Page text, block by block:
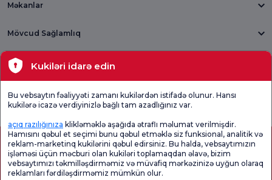
Məkanlar
Mövcud Sağlamlıq
Tibbi bölmələr
Ümumi
Məmnuniyyət
Sorğusu
Məmnuniyyət
Sorğusunu
yoxlayın.
Promo
Kukiləri idarə edin
Bu vebsaytın fəaliyyəti zamanı kukilərdən istifadə olunur. Hansı
kukilərə icazə verdiyinizlə bağlı tam azadlığınız var.
açıq razılığınıza klikləməklə aşağıda ətraflı məlumat verilmişdir.
Hamısını qəbul et seçimi bunu qəbul etməklə siz funksional, analitik və
reklam-marketinq kukilərini qəbul edirsiniz. Bu halda, vebsaytımızın
işləməsi üçün məcburi olan kukiləri toplamaqdan əlavə, bizim
vebsaytımızı təkmilləşdirməmiz və müvafiq mərkəzinizə uyğun olaraq
reklamları fərdiləşdirməmiz mümkün olur.